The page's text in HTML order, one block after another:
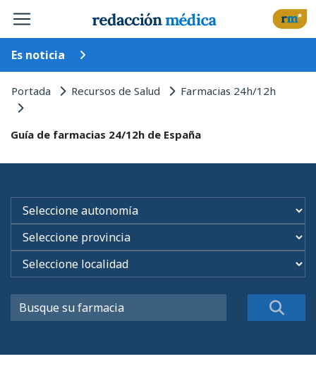
Es noticia
Portada Recursos de Salud Farmacias 24h/12h
Guía de farmacias 24/12h de España